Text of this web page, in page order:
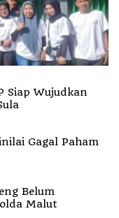
Gagal Paham
Belum
Malut